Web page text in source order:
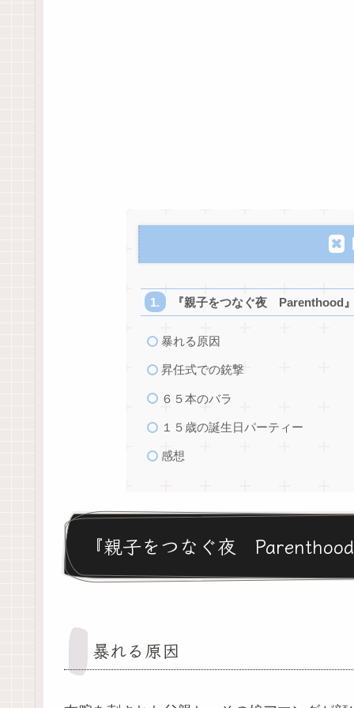
『親子をつなぐ夜 Parenthood
暴れる原因
昇任式での銃撃
６５本のバラ
１５歳の誕生日パーティー
感想
『親子をつなぐ夜
暴れる原因